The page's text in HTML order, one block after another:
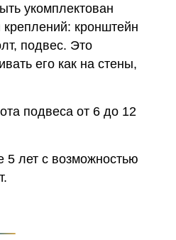
укомплектован
кронштейн
подвес. Это
его как на стены,
подвеса от 6 до 12
5 лет с возможностью